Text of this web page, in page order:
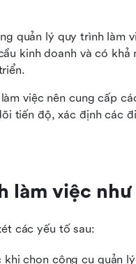
quản lý quy trình làm
kinh doanh và có khả
việc nên cung cấp
tiến độ, xác định các
làm việc như
các yếu tố sau:
khi chọn công cụ quản